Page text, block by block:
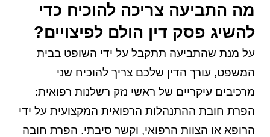
מה התביעה צריכה להוכיח כדי
להשיג פסק דין הולם לפיצויים?
על מנת שהתביעה תתקבל על ידי השופט בבית
המשפט, עורך הדין שלכם צריך להוכיח שני
מרכיבים עיקריים של ראשי נזק רשלנות רפואית:
הפרת חובת ההתנהלות הרפואית המקצועית על ידי
הרופא או הצוות הרפואי, וקשר סיבתי. הפרת חובה